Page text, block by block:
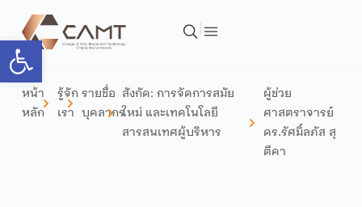
Open toolbar
หน้า
หลัก
รู้จัก
เรา
รายชื่อ
บุคลากร
สังกัด:การจัดการสมัย
ใหม่ และเทคโนโลยี
สารสนเทศผู้บริหาร
ผู้ช่วย
ศาสตราจารย์
ดร.รัศมิ์ลภัส สุ
ตีคา